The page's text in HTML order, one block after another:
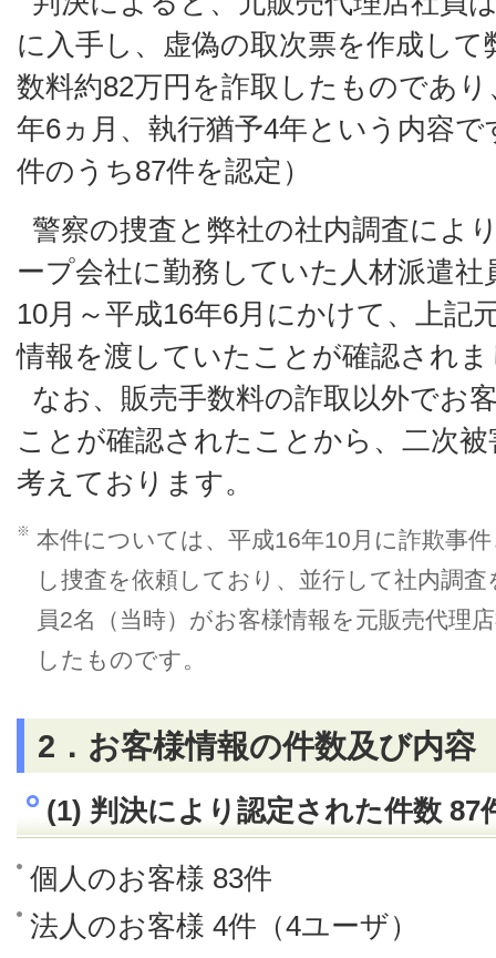
に入手し、虚偽の取次票を作成し
数料約82万円を詐取したものであ
年6ヵ月、執行猶予4年という内容
件のうち87件を認定）
警察の捜査と弊社の社内調査によ
ープ会社に勤務していた人材派遣社
10月～平成16年6月にかけて、上記
情報を渡していたことが確認され
なお、販売手数料の詐取以外でお
ことが確認されたことから、二次
考えております。
※ 本件については、平成16年10月に詐欺事
し捜査を依頼しており、並行して社内調
員2名（当時）がお客様情報を元販売代理
したものです。
2．お客様情報の件数及び内容
(1) 判決により認定された件数 87
個人のお客様 83件
法人のお客様 4件（4ユーザ）